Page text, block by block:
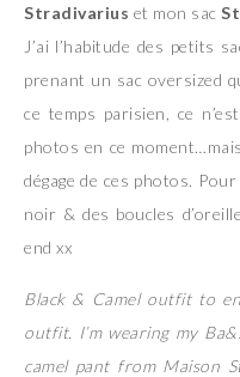
Stradivarius et mon sac
J’ai l’habitude des petits
prenant un sac oversized
ce temps parisien, ce
photos en ce
dégage de ces photos.
noir & des boucles
end xx
Black & Camel outfit to
outfit. I’m wearing my
camel pant from Maison